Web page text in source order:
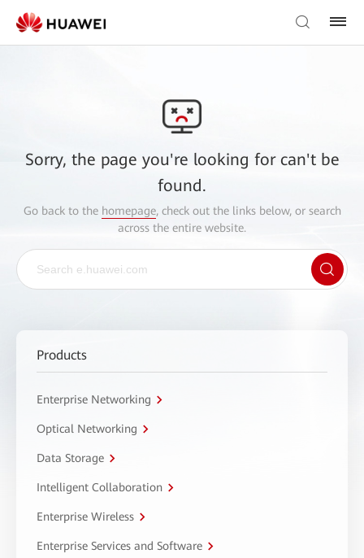
Sorry, the page you're looking for can't be
found.
Go back to the homepage, check out the links below, or search
across the entire website.
Products
Enterprise Networking
Optical Networking
Data Storage
Intelligent Collaboration
Enterprise Wireless
Enterprise Services and Software